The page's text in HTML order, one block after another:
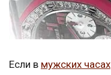
Если в мужских часах